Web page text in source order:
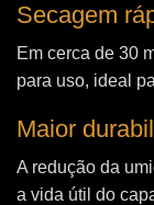
Secagem
Em cerca de 30
para uso, ideal
Maior
A redução da
a vida útil do